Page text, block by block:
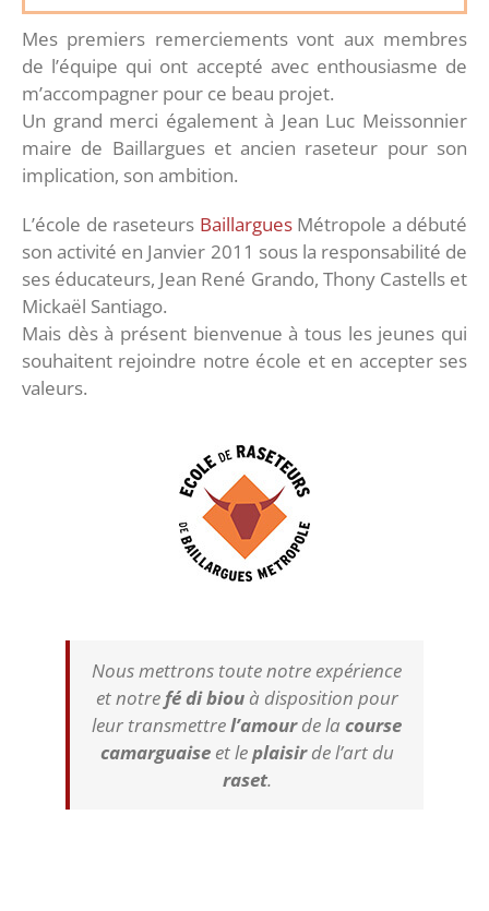
Mes premiers remerciements vont aux membres
de l’équipe qui ont accepté avec enthousiasme de
m’accompagner pour ce beau projet.
Un grand merci également à Jean Luc Meissonnier
maire de Baillargues et ancien raseteur pour son
implication, son ambition.
L’école de raseteurs BaillarguesMétropole a débuté
son activité en Janvier 2011 sous la responsabilité de
ses éducateurs, Jean René Grando, Thony Castells et
Mickaël Santiago.
Mais dès à présent bienvenue à tous les jeunes qui
souhaitent rejoindre notre école et en accepter ses
valeurs.
Nous mettrons toute notre expérience
et notrefé di biouà disposition pour
leur transmettrel’amourde la course
camarguaiseet leplaisirde l’art du
raset.